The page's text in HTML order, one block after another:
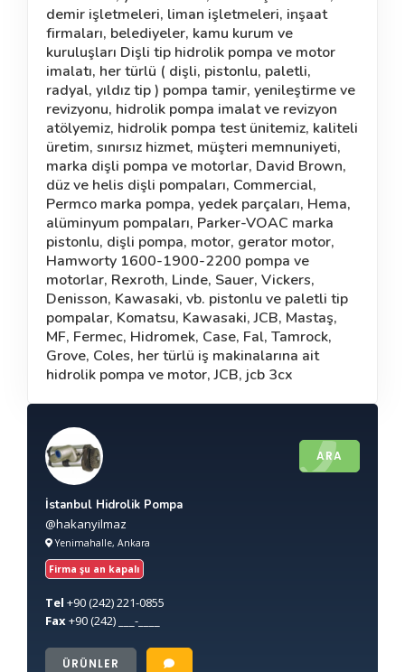
demir işletmeleri, liman işletmeleri, inşaat
firmaları, belediyeler, kamu kurum ve
kuruluşları Dişli tip hidrolik pompa ve motor
imalatı, her türlü ( dişli, pistonlu, paletli,
radyal, yıldız tip ) pompa tamir, yenileştirme ve
revizyonu, hidrolik pompa imalat ve revizyon
atölyemiz, hidrolik pompa test ünitemiz, kaliteli
üretim, sınırsız hizmet, müşteri memnuniyeti,
marka dişli pompa ve motorlar, David Brown,
düz ve helis dişli pompaları, Commercial,
Permco marka pompa, yedek parçaları, Hema,
alüminyum pompaları, Parker-VOAC marka
pistonlu, dişli pompa, motor, gerator motor,
Hamworty 1600-1900-2200 pompa ve
motorlar, Rexroth, Linde, Sauer, Vickers,
Denisson, Kawasaki, vb. pistonlu ve paletli tip
pompalar, Komatsu, Kawasaki, JCB, Mastaş,
MF, Fermec, Hidromek, Case, Fal, Tamrock,
Grove, Coles, her türlü iş makinalarına ait
hidrolik pompa ve motor, JCB, jcb 3cx
ARA
İstanbul Hidrolik Pompa
@hakanyilmaz
Yenimahalle, Ankara
Firma şu an kapalı
Tel +90(242) 221-0855
Fax+90(242) ___-____
ÜRÜNLER